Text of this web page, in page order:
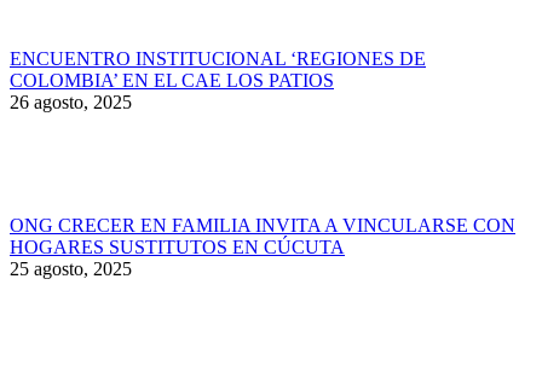
ENCUENTRO INSTITUCIONAL ‘REGIONES DE
COLOMBIA’ EN EL CAE LOS PATIOS
26 agosto, 2025
ONG CRECER EN FAMILIA INVITA A VINCULARSE CON
HOGARES SUSTITUTOS EN CÚCUTA
25 agosto, 2025